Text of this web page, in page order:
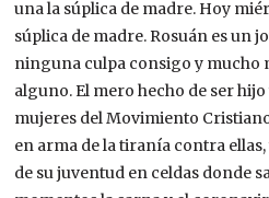
una la súplica de madre. Hoy
súplica de madre. Rosuán es un
ninguna culpa consigo y mucho
alguno. El mero hecho de ser
mujeres del Movimiento
en arma de la tiranía contra
de su juventud en celdas donde